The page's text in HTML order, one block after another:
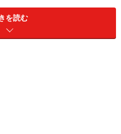
んどない種類ということで、
えるようです。
れるというのですから、やは
を読む